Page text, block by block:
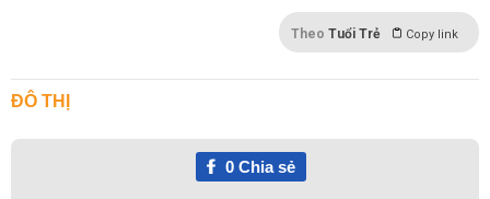
Theo Tuổi Trẻ Copy link
ĐÔ THỊ
0Chia sẻ